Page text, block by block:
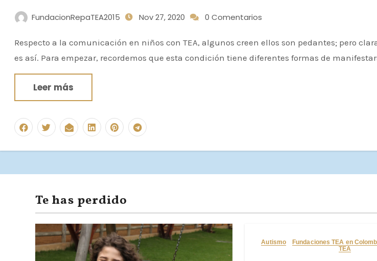
FundacionRepaTEA2015 Nov 27, 2020 0 Comentarios
Respecto a la comunicación en niños con TEA, algunos creen ellos son pedantes; pero claramente esto no
es así. Para empezar, recordemos que esta condición tiene diferentes formas de
Leer más
Te has perdido
Autismo Fundaciones TEA en
TEA